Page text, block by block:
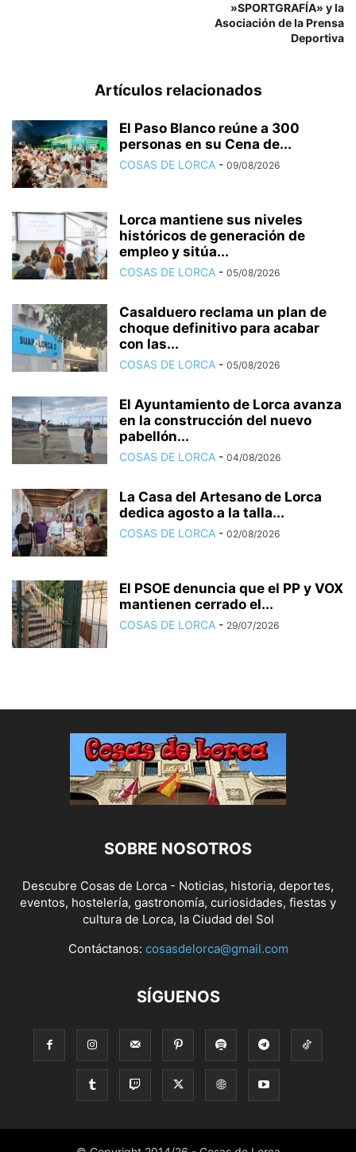
»SPORTGRAFÍA» y la
Asociación de la Prensa
Deportiva
Artículos relacionados
El Paso Blanco reúne a 300
personas en su Cena de...
COSAS DE LORCA - 09/08/2026
Lorca mantiene sus niveles
históricos de generación de
empleo y sitúa...
COSAS DE LORCA - 05/08/2026
Casalduero reclama un plan de
choque definitivo para acabar
con las...
COSAS DE LORCA - 05/08/2026
El Ayuntamiento de Lorca avanza
en la construcción del nuevo
pabellón...
COSAS DE LORCA - 04/08/2026
La Casa del Artesano de Lorca
dedica agosto a la talla...
COSAS DE LORCA - 02/08/2026
El PSOE denuncia que el PP y VOX
mantienen cerrado el...
COSAS DE LORCA - 29/07/2026
SOBRE NOSOTROS
Descubre Cosas de Lorca - Noticias, historia, deportes,
eventos, hostelería, gastronomía, curiosidades, fiestas y
cultura de Lorca, la Ciudad del Sol
Contáctanos: cosasdelorca@gmail.com
SÍGUENOS